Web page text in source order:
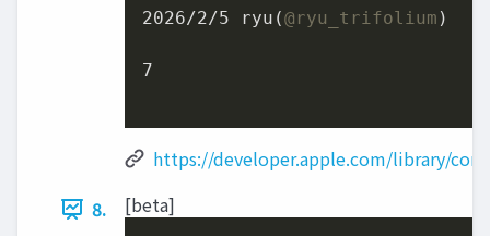
2026/2/5 ryu(@ryu_trifolium )
7
https://developer.apple.com/library/
8.
[beta]